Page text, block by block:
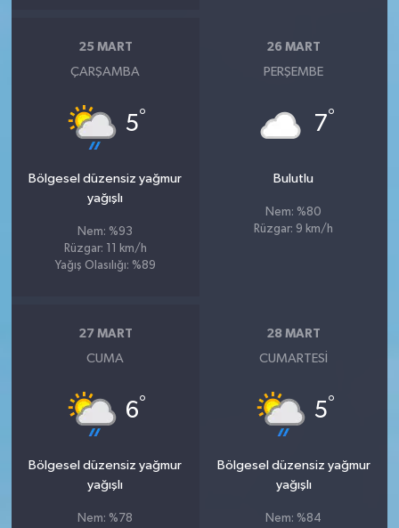
25 MART
ÇARŞAMBA
5°
Bölgesel düzensiz yağmur
yağışlı
Nem: %93
Rüzgar: 11 km/h
Yağış Olasılığı: %89
26 MART
PERŞEMBE
7°
Bulutlu
Nem: %80
Rüzgar: 9 km/h
27 MART
CUMA
6°
Bölgesel düzensiz yağmur
yağışlı
Nem: %78
28 MART
CUMARTESI
5°
Bölgesel düzensiz yağmur
yağışlı
Nem: %84